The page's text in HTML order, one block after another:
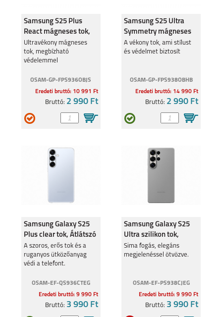
Samsung S25 Plus
React mágneses tok,
Stardust
Ultravékony mágneses
tok, megbízható
védelemmel
OSAM-GP-FPS936OBJS
Eredeti bruttó: 10 991 Ft
Bruttó: 2 990 Ft
Samsung S25 Ultra
Symmetry mágneses
tok, Fekete
A vékony tok, ami stílust
és védelmet biztosít
OSAM-GP-FPS938OBHB
Eredeti bruttó: 14 990 Ft
Bruttó: 2 990 Ft
Samsung Galaxy S25
Plus clear tok, Átlátszó
A szoros, erős tok és a
ruganyos ütközőanyag
védi a telefont.
OSAM-EF-QS936CTEG
Eredeti bruttó: 9 990 Ft
Bruttó: 3 990 Ft
Samsung Galaxy S25
Ultra szilikon tok,
Szürke
Sima fogás, elegáns
megjelenéssel ötvözve.
OSAM-EF-PS938CJEG
Eredeti bruttó: 9 990 Ft
Bruttó: 3 990 Ft